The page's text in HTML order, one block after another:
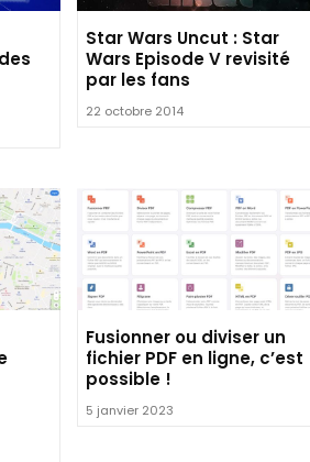
Star Wars Uncut : Star
Wars Episode V revisité
par les fans
22 octobre 2014
Fusionner ou diviser un
fichier PDF en ligne, c’est
possible !
5 janvier 2023